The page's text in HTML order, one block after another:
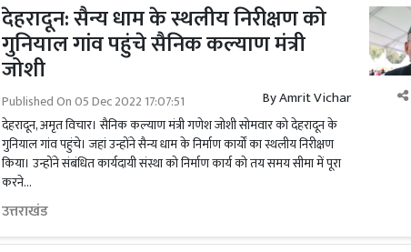
देहरादून: सैन्य धाम के स्थलीय निरीक्षण को
गुनियाल गांव पहुंचे सैनिक कल्याण मंत्री
जोशी
Published On05 Dec 2022 17:07:51 ByAmrit Vichar
देहरादून, अमृत विचार। सैनिक कल्याण मंत्री गणेश जोशी सोमवार को देहरादून के
गुनियाल गांव पहुंचे। जहां उन्होंने सैन्य धाम के निर्माण कार्यों का स्थलीय निरीक्षण
किया। उन्होंने संबंधित कार्यदायी संस्था को निर्माण कार्य को तय समय सीमा में पूरा
करने...
उत्तराखंड